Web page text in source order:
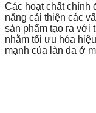
Các hoạt chất chính
năng cải thiện các
sản phẩm tạo ra với
nhằm tối ưu hóa
mạnh của làn da ở